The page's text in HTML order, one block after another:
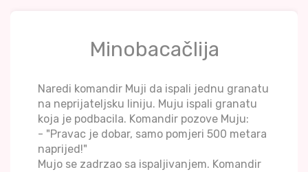
Minobacačlija
Naredi komandir Muji da ispali jednu granatu
na neprijateljsku liniju. Muju ispali granatu
koja je podbacila. Komandir pozove Muju:
- "Pravac je dobar, samo pomjeri 500 metara
naprijed!"
Mujo se zadrzao sa ispaljivanjem. Komandir